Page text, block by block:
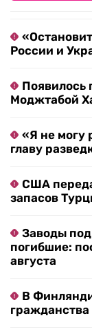
России и
Появилось
Моджтабой
«Я не могу
главу
США
запасов
Заводы
погибшие:
августа
В
гражданства